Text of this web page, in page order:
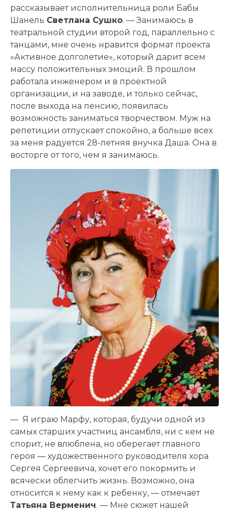
рассказывает исполнительница роли Бабы
Шанель Светлана Сушко. — Занимаюсь в
театральной студии второй год, параллельно с
танцами, мне очень нравится формат проекта
«Активное долголетие», который дарит всем
массу положительных эмоций. В прошлом
работала инженером и в проектной
организации, и на заводе, и только сейчас,
после выхода на пенсию, появилась
возможность заниматься творчеством. Муж на
репетиции отпускает спокойно, а больше всех
за меня радуется 28-летняя внучка Даша. Она в
восторге от того, чем я занимаюсь.
— Я играю Марфу, которая, будучи одной из
самых старших участниц ансамбля, ни с кем не
спорит, не влюблена, но оберегает главного
героя — художественного руководителя хора
Сергея Сергеевича, хочет его покормить и
всячески облегчить жизнь. Возможно, она
относится к нему как к ребенку, — отмечает
Татьяна Верменич. — Мне сюжет нашей